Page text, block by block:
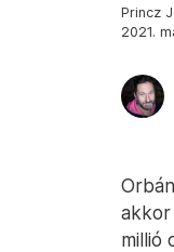
Princz
2021.
akkor
millió